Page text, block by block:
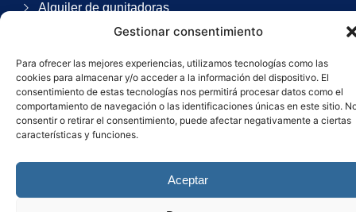
Gestionar consentimiento
Para ofrecer las mejores experiencias, utilizamos tecnologías como las
cookies para almacenar y/o acceder a la información del dispositivo. El
consentimiento de estas tecnologías nos permitirá procesar datos como el
comportamiento de navegación o las identificaciones únicas en este sitio.
consentir o retirar el consentimiento, puede afectar negativamente a ciertas
características y funciones.
Aceptar
Alquiler de gunitadoras
Haz clic aquí
Política de Privacidad–Política de cookies–Aviso Legal.
Copyright 2025. Todos los derechos reservados. Diseñado por
El Ninja Fluorescente